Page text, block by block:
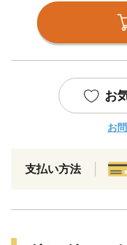
お
お
支払い方法